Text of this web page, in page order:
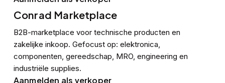
Conrad Marketplace
B2B-marketplace voor technische producten en
zakelijke inkoop. Gefocust op: elektronica,
componenten, gereedschap, MRO, engineering en
industriële supplies.
Aanmelden als verkoper